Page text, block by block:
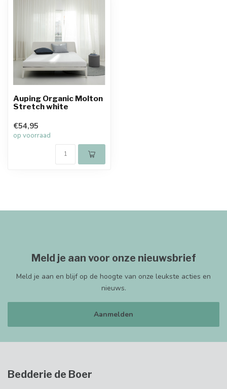
Auping Organic Molton
Stretch white
€54,95
op voorraad
Meld je aan voor onze nieuwsbrief
Meld je aan en blijf op de hoogte van onze leukste acties en
nieuws.
Aanmelden
Bedderie de Boer